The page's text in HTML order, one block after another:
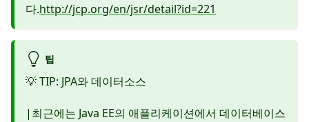
다.http://jcp.org/en/jsr/detail?id=221
팁
💡 TIP: JPA와 데이터소스
|최근에는 Java EE의 애플리케이션에서 데이터베이스